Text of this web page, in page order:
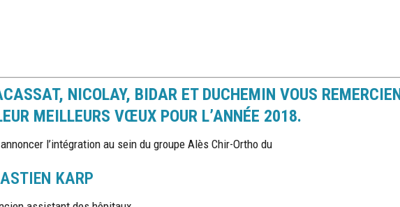
NICOLAY, BIDAR ET DUCHEMIN VOUS
MEILLEURS VŒUX POUR L’ANNÉE 2018.
l’intégration au sein du groupe Alès Chir-Ortho du
KARP